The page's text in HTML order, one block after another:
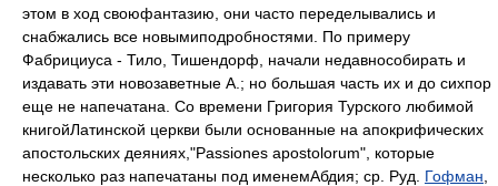
этом в ход своюфантазию, они часто переделывались и
снабжались все новымиподробностями. По примеру
Фабрициуса - Тило, Тишендорф, начали недавнособирать и
издавать эти новозаветные А.; но большая часть их и до сихпор
еще не напечатана. Со времени Григория Турского любимой
книгойЛатинской церкви были основанные на апокрифических
апостольских деяниях,"Passiones apostolorum", которые
несколько раз напечатаны под именемАбдия; ср. Руд. Гофман